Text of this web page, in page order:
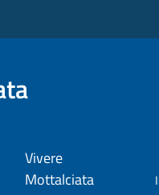
Vivere
Mottalciata